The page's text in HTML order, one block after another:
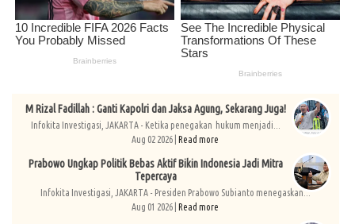
M Rizal Fadillah : Ganti Kapolri dan Jaksa Agung, Sekarang Juga!
Infokita Investigasi, JAKARTA - Ketika penegakan hukum menjadi...
Aug 02 2026 | Read more
Prabowo Ungkap Politik Bebas Aktif Bikin Indonesia Jadi Mitra
Tepercaya
Infokita Investigasi, JAKARTA - Presiden Prabowo Subianto menegaskan...
Aug 01 2026 | Read more